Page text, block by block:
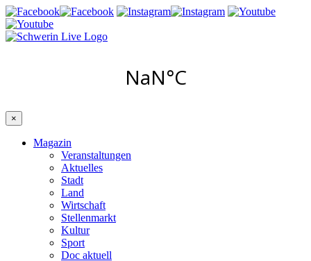
×
Magazin
Veranstaltungen
Aktuelles
Stadt
Land
Wirtschaft
Stellenmarkt
Kultur
Sport
Doc aktuell